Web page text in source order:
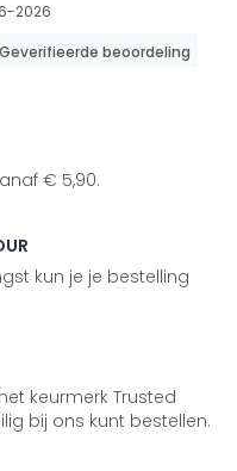
2026
Geverifieerde beoordeling
€ 5,90.
kun je je bestelling
keurmerk Trusted
bij ons kunt bestellen.